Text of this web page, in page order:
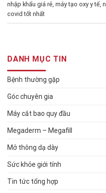
nhập khẩu giá rẻ, máy tạo oxy y tế,
covid tốt nhất
DANH MỤC TIN
Bệnh thường gặp
Góc chuyên gia
Máy cắt bao quy đầu
Megaderm – Megafill
Mở thông dạ dày
Sức khỏe giới tính
Tin tức tổng hợp